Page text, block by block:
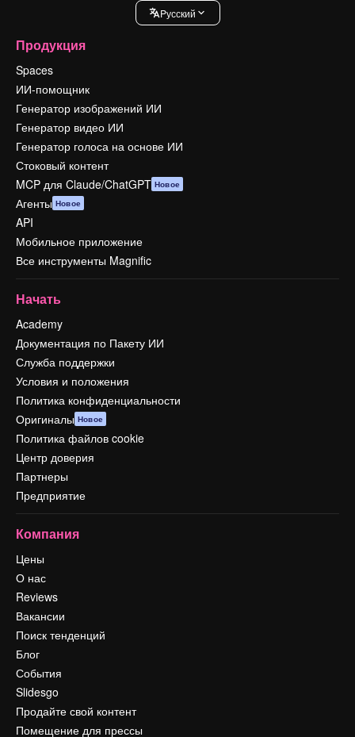
Pусский
Продукция
Spaces
ИИ-помощник
Генератор изображений ИИ
Генератор видео ИИ
Генератор голоса на основе ИИ
Стоковый контент
MCP для Claude/ChatGPT Новое
Агенты Новое
API
Мобильное приложение
Все инструменты Magnific
Начать
Academy
Документация по Пакету ИИ
Служба поддержки
Условия и положения
Политика конфиденциальности
Оригиналы Новое
Политика файлов cookie
Центр доверия
Партнеры
Предприятие
Компания
Цены
О нас
Reviews
Вакансии
Поиск тенденций
Блог
События
Slidesgo
Продайте свой контент
Помещение для прессы